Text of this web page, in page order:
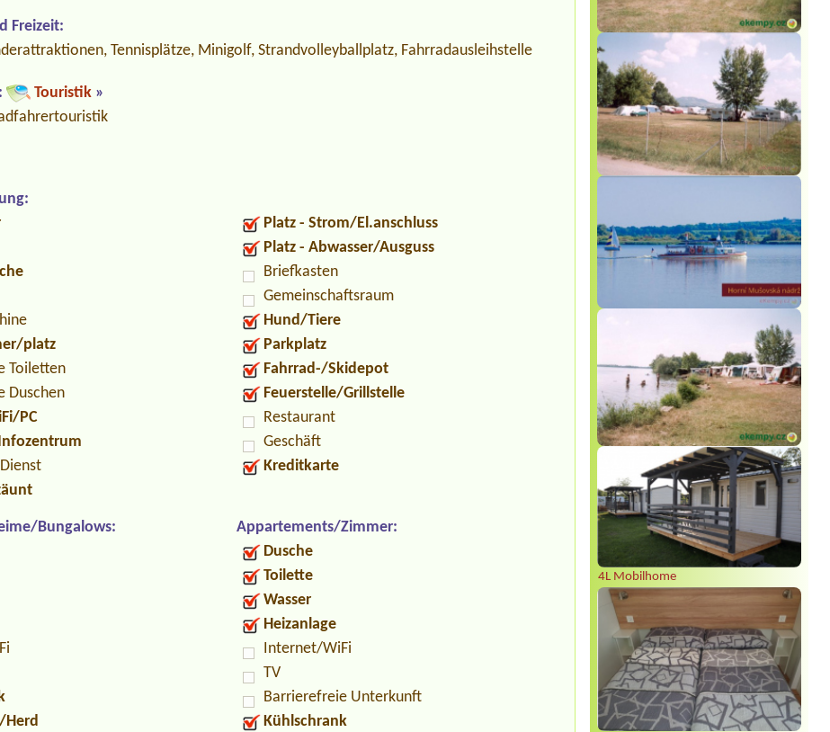
4L Mobilhome
Freizeit:
Tennisplätze, Minigolf, Strandvolleyballplatz, Fahrradausleihstelle
Touristik »
platz
Toiletten
Duschen
PC
Platz - Strom/El.anschluss
Platz - Abwasser/Ausguss
Briefkasten
Gemeinschaftsraum
Hund/Tiere
Parkplatz
Fahrrad-/Skidepot
Feuerstelle/Grillstelle
Restaurant
Geschäft
Kreditkarte
Bungalows:
Herd
Appartements/Zimmer:
Dusche
Toilette
Wasser
Heizanlage
Internet/WiFi
TV
Barrierefreie Unterkunft
Kühlschrank